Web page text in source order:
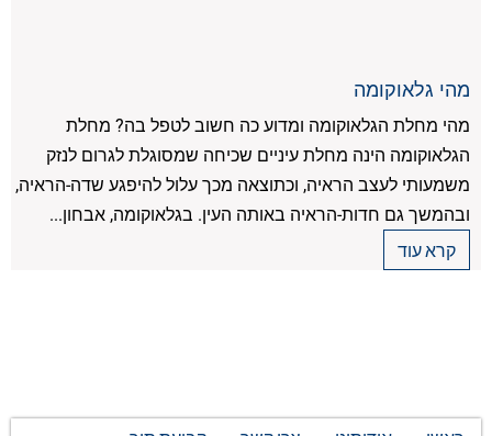
מהי גלאוקומה
מהי מחלת הגלאוקומה ומדוע כה חשוב לטפל בה? מחלת
הגלאוקומה הינה מחלת עיניים שכיחה שמסוגלת לגרום לנזק
משמעותי לעצב הראיה, וכתוצאה מכך עלול להיפגע שדה-הראיה,
ובהמשך גם חדות-הראיה באותה העין. בגלאוקומה, אבחון...
קרא עוד